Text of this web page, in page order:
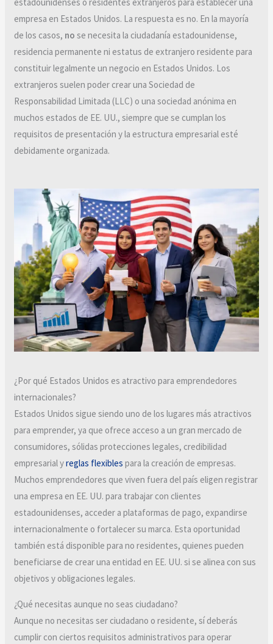
empresa en Estados Unidos. La respuesta es no. En la mayoría
de los casos, no se necesita la ciudadanía estadounidense,
residencia permanente ni estatus de extranjero residente para
constituir legalmente un negocio en Estados Unidos. Los
extranjeros suelen poder crear una Sociedad de
Responsabilidad Limitada (LLC) o una sociedad anónima en
muchos estados de EE. UU., siempre que se cumplan los
requisitos de presentación y la estructura empresarial esté
debidamente organizada.
¿Por qué Estados Unidos es atractivo para emprendedores
internacionales?
Estados Unidos sigue siendo uno de los lugares más atractivos
para emprender, ya que ofrece acceso a un gran mercado de
consumidores, sólidas protecciones legales, credibilidad
empresarial yreglas flexibles para la creación de empresas.
Muchos emprendedores que viven fuera del país eligen registrar
una empresa en EE. UU. para trabajar con clientes
estadounidenses, acceder a plataformas de pago, expandirse
internacionalmente o fortalecer su marca. Esta oportunidad
también está disponible para no residentes, quienes pueden
beneficiarse de crear una entidad en EE. UU. si se alinea con sus
objetivos y obligaciones legales.
¿Qué necesitas aunque no seas ciudadano?
Aunque no necesitas ser ciudadano o residente, sí deberás
cumplir con ciertos requisitos administrativos para operar